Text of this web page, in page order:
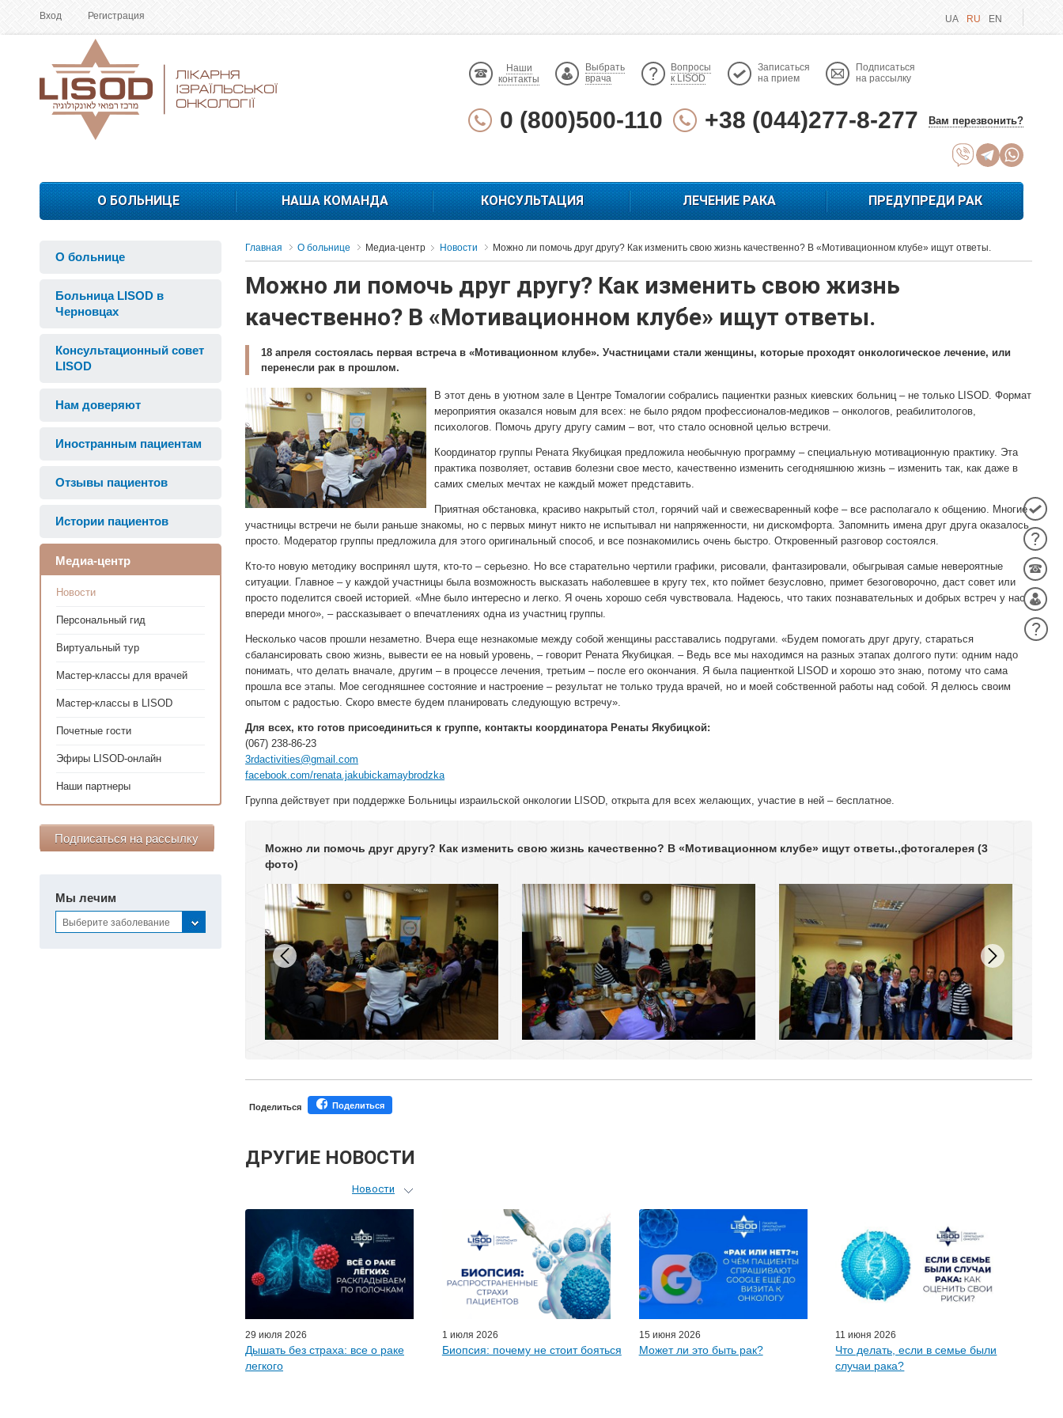
Вход Регистрация UA RU EN
Наши
контакты
Выбрать
врача
Вопросы
к LISOD
Записаться
на прием
Подписаться
на рассылку
0 (800)500-110 +38 (044)277-8-277 Вам перезвонить?
О БОЛЬНИЦЕ НАША КОМАНДА КОНСУЛЬТАЦИЯ ЛЕЧЕНИЕ РАКА ПРЕДУПРЕДИ РАК
О больнице
Больница LISOD в
Черновцах
Консультационный совет
LISOD
Нам доверяют
Иностранным пациентам
Отзывы пациентов
Истории пациентов
Медиа-центр
Новости
Персональный гид
Виртуальный тур
Мастер-классы для врачей
Мастер-классы в LISOD
Почетные гости
Эфиры LISOD-онлайн
Наши партнеры
Подписаться на рассылку
Мы лечим
Выберите заболевание
Главная О больнице Медиа-центр Новости Можно ли помочь друг другу? Как изменить свою жизнь качественно? В «Мотивационном клубе» ищут ответы.
Можно ли помочь друг другу? Как изменить свою жизнь
качественно? В «Мотивационном клубе» ищут ответы.
18 апреля состоялась первая встреча в «Мотивационном клубе». Участницами стали женщины, которые проходят онкологическое лечение, или
перенесли рак в прошлом.
В этот день в уютном зале в Центре Томалогии собрались пациентки разных киевских больниц – не только LISOD. Формат
мероприятия оказался новым для всех: не было рядом профессионалов-медиков – онкологов, реабилитологов,
психологов. Помочь другу другу самим – вот, что стало основной целью встречи.
Координатор группы Рената Якубицкая предложила необычную программу – специальную мотивационную практику. Эта
практика позволяет, оставив болезни свое место, качественно изменить сегодняшнюю жизнь – изменить так, как даже в
самих смелых мечтах не каждый может представить.
Приятная обстановка, красиво накрытый стол, горячий чай и свежесваренный кофе – все располагало к общению. Многие
участницы встречи не были раньше знакомы, но с первых минут никто не испытывал ни напряженности, ни дискомфорта. Запомнить имена друг друга оказалось
просто. Модератор группы предложила для этого оригинальный способ, и все познакомились очень быстро. Откровенный разговор состоялся.
Кто-то новую методику воспринял шутя, кто-то – серьезно. Но все старательно чертили графики, рисовали, фантазировали, обыгрывая самые невероятные
ситуации. Главное – у каждой участницы была возможность высказать наболевшее в кругу тех, кто поймет безусловно, примет безоговорочно, даст совет или
просто поделится своей историей. «Мне было интересно и легко. Я очень хорошо себя чувствовала. Надеюсь, что таких познавательных и добрых встреч у нас
впереди много», – рассказывает о впечатлениях одна из участниц группы.
Несколько часов прошли незаметно. Вчера еще незнакомые между собой женщины расставались подругами. «Будем помогать друг другу, стараться
сбалансировать свою жизнь, вывести ее на новый уровень, – говорит Рената Якубицкая. – Ведь все мы находимся на разных этапах долгого пути: одним надо
понимать, что делать вначале, другим – в процессе лечения, третьим – после его окончания. Я была пациенткой LISOD и хорошо это знаю, потому что сама
прошла все этапы. Мое сегодняшнее состояние и настроение – результат не только труда врачей, но и моей собственной работы над собой. Я делюсь своим
опытом с радостью. Скоро вместе будем планировать следующую встречу».
Для всех, кто готов присоединиться к группе, контакты координатора Ренаты Якубицкой:
(067) 238-86-23
3rdactivities@gmail.com
facebook.com/renata.jakubickamaybrodzka
Группа действует при поддержке Больницы израильской онкологии LISOD, открыта для всех желающих, участие в ней – бесплатное.
Можно ли помочь друг другу? Как изменить свою жизнь качественно? В «Мотивационном клубе» ищут ответы.,фотогалерея (3
фото)
Поделиться Поделиться
ДРУГИЕ НОВОСТИ
Новости
Персональный гид
Мастер-классы для врачей
Почетные гости
Эфиры LISOD-онлайн
Наши партнеры
29 июля 2026
Дышать без страха: все о раке
легкого
1 июля 2026
Биопсия: почему не стоит бояться
15 июня 2026
Может ли это быть рак?
11 июня 2026
Что делать, если в семье были
случаи рака?